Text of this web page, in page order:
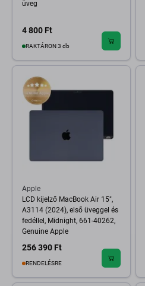
üveg
4 800 Ft
RAKTÁRON 3 db
Apple
LCD kijelző MacBook Air 15",
A3114 (2024), első üveggel és
fedéllel, Midnight, 661-40262,
Genuine Apple
256 390 Ft
RENDELÉSRE